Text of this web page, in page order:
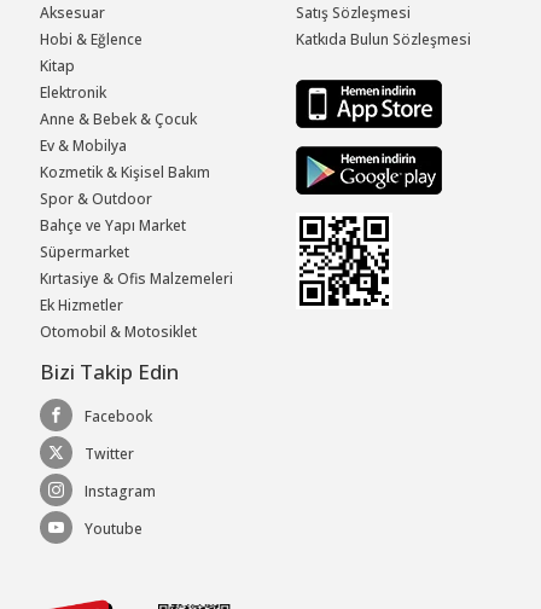
Aksesuar
Hobi & Eğlence
Kitap
Elektronik
Anne & Bebek & Çocuk
Ev & Mobilya
Kozmetik & Kişisel Bakım
Spor & Outdoor
Bahçe ve Yapı Market
Süpermarket
Kırtasiye & Ofis Malzemeleri
Ek Hizmetler
Otomobil & Motosiklet
Satış Sözleşmesi
Katkıda Bulun Sözleşmesi
Bizi Takip Edin
Facebook
Twitter
Instagram
Youtube